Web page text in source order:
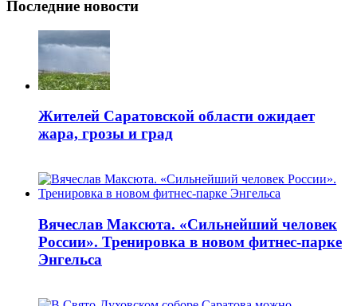
Последние новости
Жителей Саратовской области ожидает
жара, грозы и град
Вячеслав Максюта. «Сильнейший человек
России». Тренировка в новом фитнес-парке
Энгельса